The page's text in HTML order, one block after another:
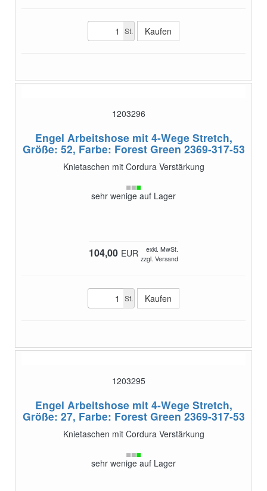
St.
1203296
Engel Arbeitshose mit 4-Wege Stretch,
Größe: 52, Farbe: Forest Green 2369-317-53
Knietaschen mit Cordura Verstärkung
sehr wenige auf Lager
104,00 EUR
exkl. MwSt.
zzgl. Versand
St.
1203295
Engel Arbeitshose mit 4-Wege Stretch,
Größe: 27, Farbe: Forest Green 2369-317-53
Knietaschen mit Cordura Verstärkung
sehr wenige auf Lager